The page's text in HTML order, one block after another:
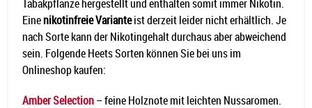
Tabakpflanze hergestellt und enthalten somit immer Nikotin.
Einenikotinfreie Varianteist derzeit leider nicht erhältlich. Je
nach Sorte kann der Nikotingehalt durchaus aber abweichend
sein. Folgende Heets Sorten können Sie bei uns im
Onlineshop kaufen:
Amber Selection– feine Holznote mit leichten Nussaromen.